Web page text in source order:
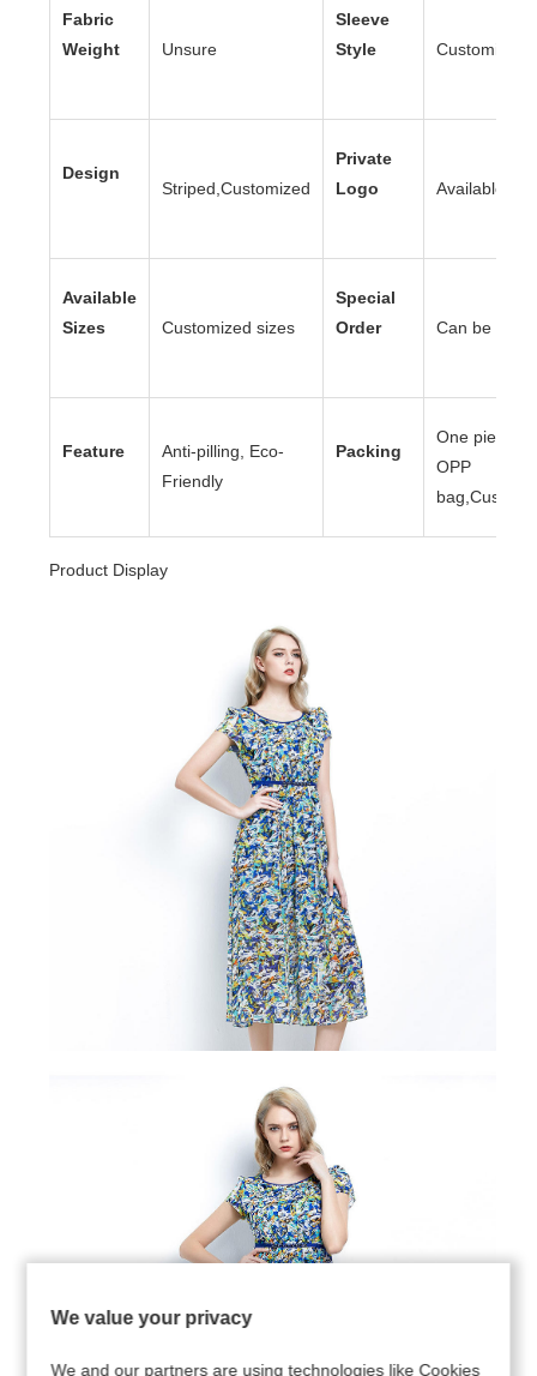
Fabric
Weight
Unsure
Sleeve
Style
Customized
Design
Striped,Customized
Private
Logo
Available
Available
Sizes
Customized sizes
Special
Order
Can be
Feature
Anti-pilling, Eco-
Friendly
Packing
One piece to
OPP
Product Display
We value your privacy
We and our partners are using technologies like Cookies